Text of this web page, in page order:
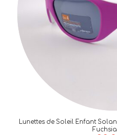
Lunettes de Soleil Enfant